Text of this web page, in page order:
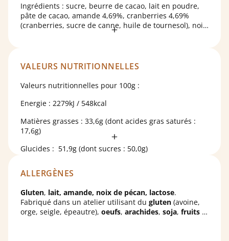
Ingrédients : sucre, beurre de cacao, lait en poudre,
pâte de cacao, amande 4,69%, cranberries 4,69%
(cranberries, sucre de canne, huile de tournesol), noix
de pécan 4,69%, raisin 4,69% (raisin 99,5%, huile de
vanille. Cacao : 26% minimum. Peut contenir des
VALEURS NUTRITIONNELLES
Valeurs nutritionnelles pour 100g :
Energie : 2279kJ / 548kcal
Matières grasses : 33,6g (dont acides gras saturés :
17,6g)
Glucides : 51,9g (dont sucres : 50,0g)
Protéines : 7,8g
ALLERGÈNES
Gluten, lait, amande, noix de pécan, lactose.
Fabriqué dans un atelier utilisant du gluten (avoine,
orge, seigle, épeautre), oeufs, arachides, soja, fruits à